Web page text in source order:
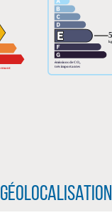
Géolocalisation